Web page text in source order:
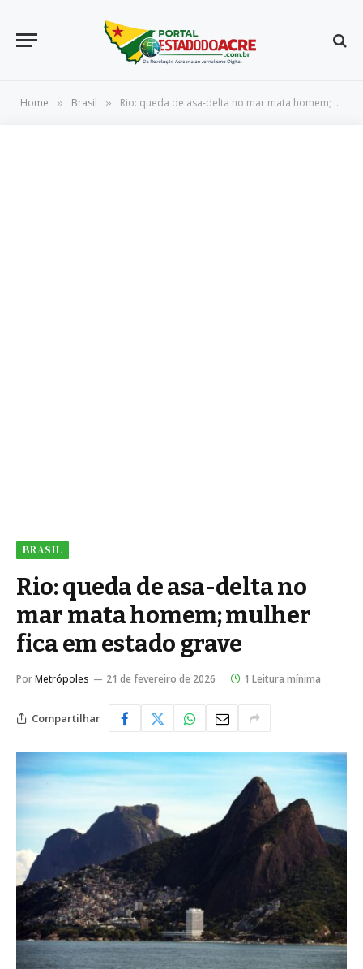
Home » Brasil » Rio: queda de asa-delta no mar mata homem; mulher fica em estado grave
BRASIL
Rio: queda de asa-delta no
mar mata homem; mulher
fica em estado grave
PorMetrópoles 21 de fevereiro de 2026 1 Leitura mínima
Compartilhar